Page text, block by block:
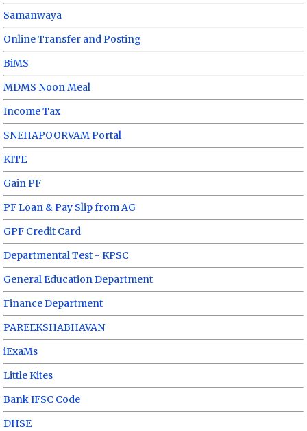
Samanwaya
Online Transfer and Posting
BiMS
MDMS Noon Meal
Income Tax
SNEHAPOORVAM Portal
KITE
Gain PF
PF Loan & Pay Slip from AG
GPF Credit Card
Departmental Test - KPSC
General Education Department
Finance Department
PAREEKSHABHAVAN
iExaMs
Little Kites
Bank IFSC Code
DHSE